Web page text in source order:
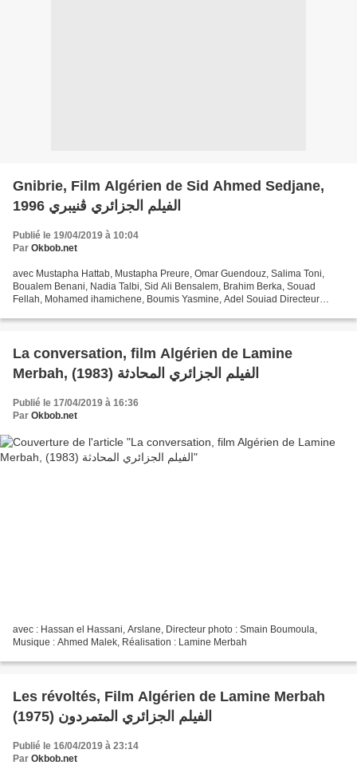
Gnibrie, Film Algérien de Sid Ahmed Sedjane,
1996 الفيلم الجزائري ڤنيبري
Publié le 19/04/2019 à 10:04
Par Okbob.net
avec Mustapha Hattab, Mustapha Preure, Omar Guendouz, Salima Toni,
Boualem Benani, Nadia Talbi, Sid Ali Bensalem, Brahim Berka, Souad
Fellah, Mohamed ihamichene, Boumis Yasmine, Adel Souiad Directeur
La conversation, film Algérien de Lamine
Merbah, (1983) الفيلم الجزائري المحادثة
Publié le 17/04/2019 à 16:36
Par Okbob.net
avec : Hassan el Hassani, Arslane, Directeur photo : Smain Boumoula,
Musique : Ahmed Malek, Réalisation : Lamine Merbah
Les révoltés, Film Algérien de Lamine Merbah
(1975) الفيلم الجزائري المتمردون
Publié le 16/04/2019 à 23:14
Par Okbob.net